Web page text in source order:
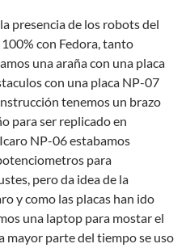
presencia de los robots del
con Fedora, tanto
una araña con una placa
con una placa NP-07
tenemos un brazo
para ser replicado en
NP-06 estabamos
para
pero da idea de la
y como las placas han ido
una laptop para mostar el
mayor parte del tiempo se uso